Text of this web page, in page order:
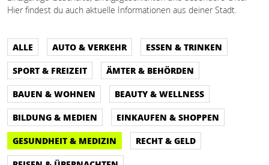
Hier findest du auch aktuelle Informationen aus deiner Stadt.
ALLE AUTO & VERKEHR
ESSEN & TRINKEN
SPORT & FREIZEIT
ÄMTER & BEHÖRDEN
BAUEN & WOHNEN
BEAUTY & WELLNESS
BILDUNG & MEDIEN
EINKAUFEN & SHOPPEN
GESUNDHEIT & MEDIZIN
RECHT & GELD